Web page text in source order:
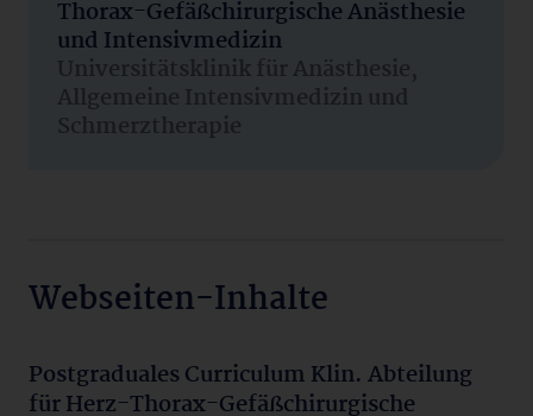
Thorax-Gefäßchirurgische Anästhesie
und Intensivmedizin
Universitätsklinik für Anästhesie,
Allgemeine Intensivmedizin und
Schmerztherapie
Webseiten-Inhalte
Postgraduales Curriculum Klin. Abteilung
für Herz-Thorax-Gefäßchirurgische